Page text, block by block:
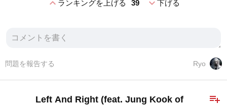
expand_lessランキングを上げる 39 expand_more下げる
Ryo
問題を報告する
playlist_add
Left And Right (feat. Jung Kook of